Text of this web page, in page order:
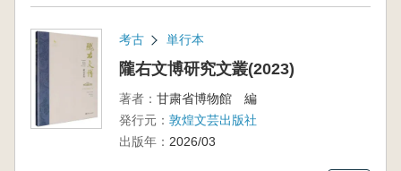
考古 単行本
隴右文博研究文叢(2023)
著者： 甘粛省博物館 編
発行元： 敦煌文芸出版社
出版年： 2026/03